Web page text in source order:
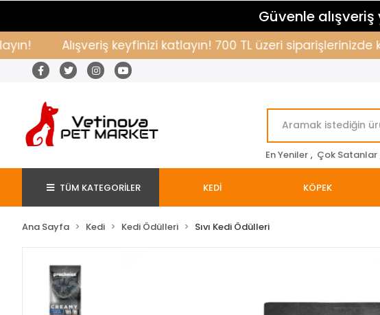
Güvenle
Alışveriş keyfinizi katlayın! 700 TL üzeri siparişlerinizde
En Yeniler , Çok Satanlar
TÜM KATEGORİLER KEDİ KÖPEK
Ana Sayfa Kedi Kedi Ödülleri Sıvı Kedi Ödülleri